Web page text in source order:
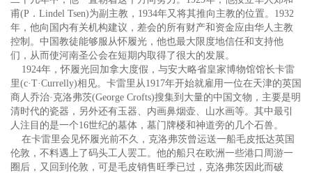
甫(P．Lindel Tsen)为副主教，1934年又将其推向主教的位置。1932
年，他向国内有关机构建议，差会的所有财产和资金应由华人主教
控制。中国教徒能够服从怀履光，他也最大限度地信任和支持他
们，从而使河南圣公会在短期内取得了很大的发展。
1924年，怀履光回加拿大度假，与安大略省皇家博物馆馆长卡雷
里(c·T·Currelly)相见。卡雷里从1917年开始就雇用一位在天津的英国
商人乔治·克洛弗茨(George Crofts)搜集到大量的中国文物，主要是明
清时代的瓷器，另外还有玉器、内画鼻烟壶、山水画等。其中最引
人注目的是一个16世纪的墓体，墓门牌楼和神道旁的几个石兽。
在卡雷里会见怀履光前不久，克洛弗茨曾运送一船毛皮抵达英国
伦敦，不料遇上了码头工人罢工。他的船只在欧洲一些港口周游一
圈后，又回到伦敦，可是毛皮销售旺季已过，克洛弗茨因此而破